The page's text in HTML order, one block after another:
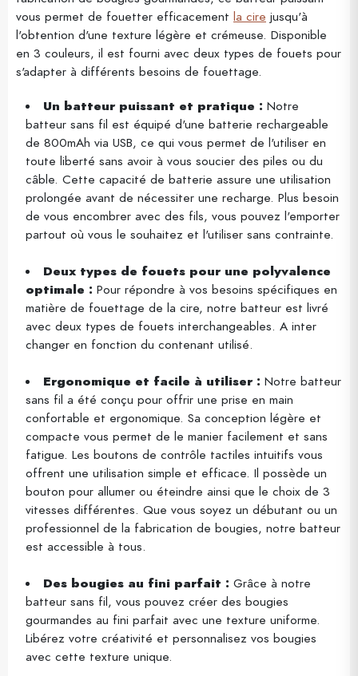
vous permet de fouetter efficacement la cire jusqu'à
l'obtention d'une texture légère et crémeuse. Disponible
en 3 couleurs, il est fourni avec deux types de fouets pour
s'adapter à différents besoins de fouettage.
Un batteur puissant et pratique : Notre
batteur sans fil est équipé d'une batterie rechargeable
de 800mAh via USB, ce qui vous permet de l'utiliser en
toute liberté sans avoir à vous soucier des piles ou du
câble. Cette capacité de batterie assure une utilisation
prolongée avant de nécessiter une recharge. Plus besoin
de vous encombrer avec des fils, vous pouvez l'emporter
partout où vous le souhaitez et l'utiliser sans contrainte.
Deux types de fouets pour une polyvalence
optimale : Pour répondre à vos besoins spécifiques en
matière de fouettage de la cire, notre batteur est livré
avec deux types de fouets interchangeables. A inter
changer en fonction du contenant utilisé.
Ergonomique et facile à utiliser : Notre batteur
sans fil a été conçu pour offrir une prise en main
confortable et ergonomique. Sa conception légère et
compacte vous permet de le manier facilement et sans
fatigue. Les boutons de contrôle tactiles intuitifs vous
offrent une utilisation simple et efficace. Il possède un
bouton pour allumer ou éteindre ainsi que le choix de 3
vitesses différentes. Que vous soyez un débutant ou un
professionnel de la fabrication de bougies, notre batteur
est accessible à tous.
Des bougies au fini parfait : Grâce à notre
batteur sans fil, vous pouvez créer des bougies
gourmandes au fini parfait avec une texture uniforme.
Libérez votre créativité et personnalisez vos bougies
avec cette texture unique.